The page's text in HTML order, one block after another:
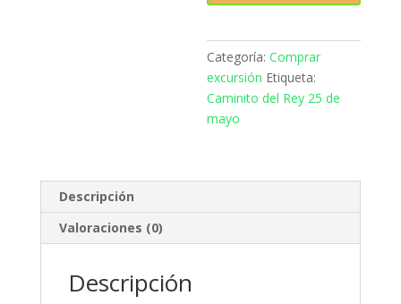
Categoría:Comprar
excursión Etiqueta:
Caminito del Rey 25 de
mayo
Descripción
Valoraciones (0)
Descripción